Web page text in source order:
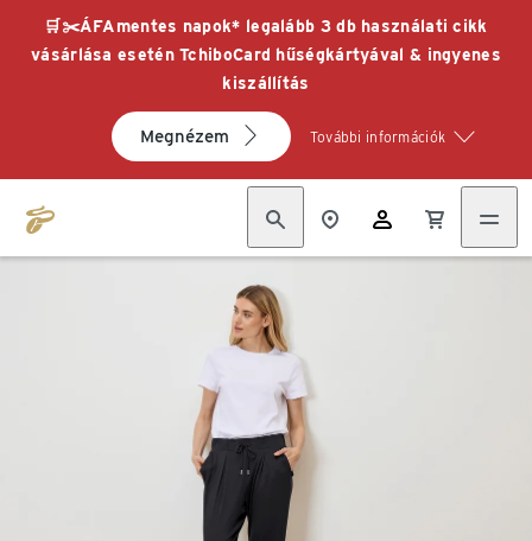
🛒✂️ÁFAmentes napok* legalább 3 db használati cikk
vásárlása esetén TchiboCard hűségkártyával & ingyenes
kiszállítás
Megnézem További információk